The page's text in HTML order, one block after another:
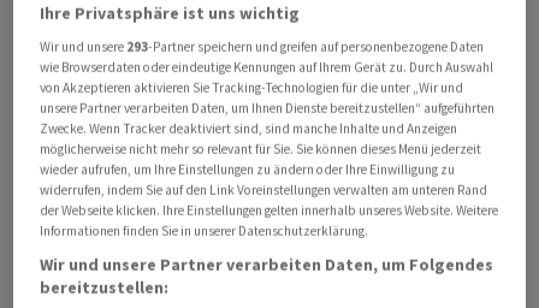
der Ölpreis zuletzt deutlich nachgab. «Ein weiteres Mal
bestätigt sich damit, dass günstigere
Einkaufsbedingungen von den Mineralölkonzernen nur
verlangsamt an die Kunden weitergegeben werden,
während ein höherer Ölpreis meist unverzüglich auch an
den Zapfsäulen ankommt», sagte ein Sprecher.
Wer beim Kraftstoff sparen will, sollte am späten
Vormittag, kurz vor 12.00 Uhr tanken, rät der ADAC. Dann
sei der Sprit im Tagesverlauf am niedrigsten. Kurz nach
Ihre Privatsphäre ist uns wichtig
Wir und unsere 293-Partner speichern und greifen auf personenbezogene Daten
wie Browserdaten oder eindeutige Kennungen auf Ihrem Gerät zu. Durch Auswahl
von Akzeptieren aktivieren Sie Tracking-Technologien für die unter „Wir und
unsere Partner verarbeiten Daten, um Ihnen Dienste bereitzustellen“ aufgeführten
Zwecke. Wenn Tracker deaktiviert sind, sind manche Inhalte und Anzeigen
möglicherweise nicht mehr so relevant für Sie. Sie können dieses Menü jederzeit
wieder aufrufen, um Ihre Einstellungen zu ändern oder Ihre Einwilligung zu
widerrufen, indem Sie auf den Link Voreinstellungen verwalten am unteren Rand
der Webseite klicken. Ihre Einstellungen gelten innerhalb unseres Website. Weitere
Informationen finden Sie in unserer Datenschutzerklärung.
Wir und unsere Partner verarbeiten Daten, um Folgendes
bereitzustellen: